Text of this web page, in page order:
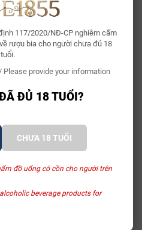
117/2020/NĐ-CP nghiêm cấm
rượu bia cho người chưa đủ 18
tuổi.
provide your information
ĐỦ 18 TUỔI?
CHƯA 18 TUỔI
đồ uống có cồn cho người trên
beverage products for